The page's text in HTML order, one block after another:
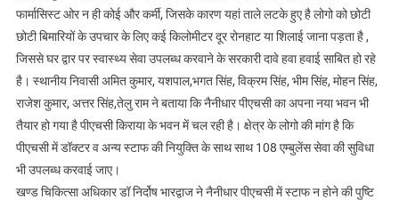
फार्मासिस्ट ओर न ही कोई और कर्मी, जिसके कारण यहां ताले लटके हुए है लोगो को छोटी
छोटी बिमारियों के उपचार के लिए कई किलोमीटर दूर रोनहाट या शिलाई जाना पड़ता है ,
जिससे घर द्वार पर स्वास्थ्य सेवा उपलब्ध करवाने के सरकारी दावे हवा हवाई साबित हो रहे
है। स्थानीय निवासी अमित कुमार, यशपाल,भगत सिंह, विक्रम सिंह, भीम सिंह, मोहन सिंह,
राजेश कुमार, अत्तर सिंह,तेलु राम ने बताया कि नैनीधार पीएचसी का अपना नया भवन भी
तैयार हो गया है पीएचसी किराया के भवन में चल रही है। क्षेत्र के लोगो की मांग है कि
पीएचसी में डॉक्टर व अन्य स्टाफ की नियुक्ति के साथ साथ 108 एम्बुलेंस सेवा की सुविधा
भी उपलब्ध करवाई जाए।
खण्ड चिकित्सा अधिकार डॉ निर्दोष भारद्वाज ने नैनीधार पीएचसी में स्टाफ न होने की पुष्टि